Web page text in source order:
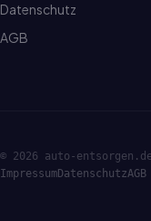
Datenschutz
AGB
© 2026 auto-
ImpressumDatenschutzAGB